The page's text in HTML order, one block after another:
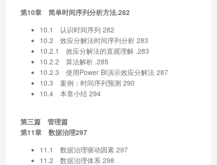
第10章 简单时间序列分析方法.282
10.1 认识时间序列 282
10.2 效应分解法时间序列分析 283
10.2.1 效应分解法的直观理解 .283
10.2.2 算法解析 .285
10.2.3 使用Power BI演示效应分解法 287
10.3 案例：时间序列预测 290
10.4 本章小结 294
第三篇 管理篇
第11章 数据治理297
11.1 数据治理驱动因素 297
11.2 数据治理体系 298